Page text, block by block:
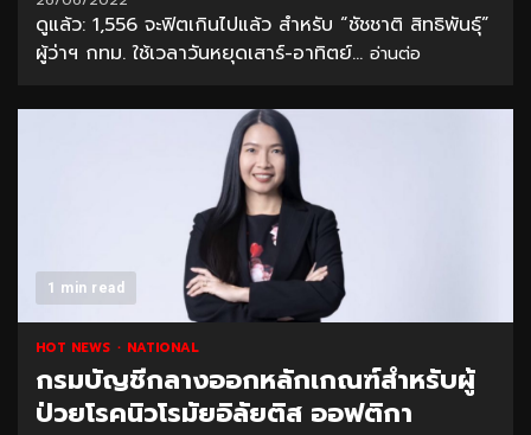
ดูแล้ว: 1,556 จะฟิตเกินไปแล้ว สำหรับ “ชัชชาติ สิทธิพันธุ์”
ผู้ว่าฯ กทม. ใช้เวลาวันหยุดเสาร์-อาทิตย์... อ่านต่อ
1 min read
HOT NEWS NATIONAL
กรมบัญชีกลางออกหลักเกณฑ์สำหรับผู้
ป่วยโรคนิวโรมัยอิลัยติส ออฟติกา